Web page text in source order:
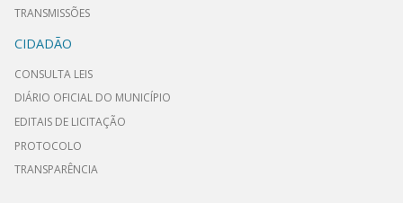
TRANSMISSÕES
CIDADÃO
CONSULTA LEIS
DIÁRIO OFICIAL DO MUNICÍPIO
EDITAIS DE LICITAÇÃO
PROTOCOLO
TRANSPARÊNCIA